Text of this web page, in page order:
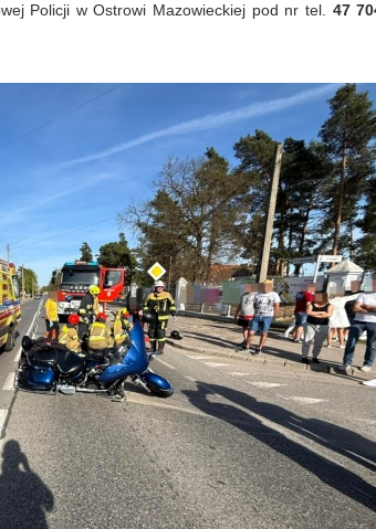
Policji w Ostrowi Mazowieckiej pod nr tel. 47